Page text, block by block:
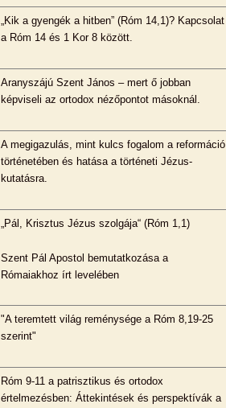
„Kik a gyengék a hitben” (Róm 14,1)? Kapcsolat
a Róm 14 és 1 Kor 8 között.
Aranyszájú Szent János – mert ő jobban
képviseli az ortodox nézőpontot másoknál.
A megigazulás, mint kulcs fogalom a reformáció
történetében és hatása a történeti Jézus-
kutatásra.
„Pál, Krisztus Jézus szolgája“ (Róm 1,1)
Szent Pál Apostol bemutatkozása a
Rómaiakhoz írt levelében
"A teremtett világ reménysége a Róm 8,19-25
szerint"
Róm 9-11 a patrisztikus és ortodox
értelmezésben: Áttekintések és perspektívák a